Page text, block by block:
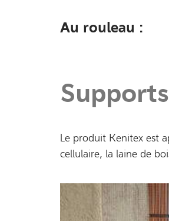
Au rouleau :
Supports
Le produit Kenitex est
cellulaire, la laine de